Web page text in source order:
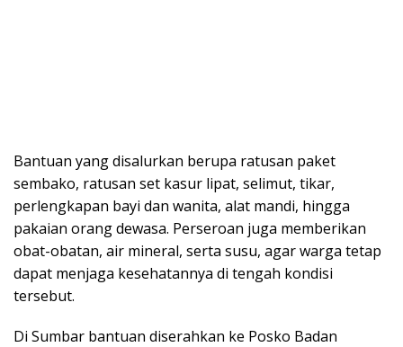
Bantuan yang disalurkan berupa ratusan paket
sembako, ratusan set kasur lipat, selimut, tikar,
perlengkapan bayi dan wanita, alat mandi, hingga
pakaian orang dewasa. Perseroan juga memberikan
obat-obatan, air mineral, serta susu, agar warga tetap
dapat menjaga kesehatannya di tengah kondisi
tersebut.
Di Sumbar bantuan diserahkan ke Posko Badan